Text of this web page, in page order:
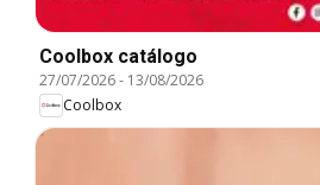
Coolbox catálogo
27/07/2026- 13/08/2026
Coolbox